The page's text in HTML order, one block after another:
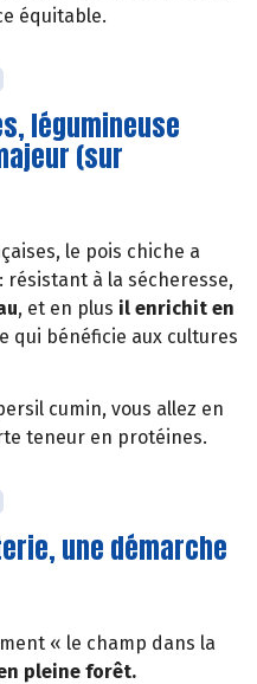
équitable.
légumineuse
(sur
le pois chiche a
résistant à la sécheresse,
, et en plus il enrichit en
qui bénéficie aux cultures
cumin, vous allez en
teneur en protéines.
une démarche
« le champ dans la
pleine forêt.